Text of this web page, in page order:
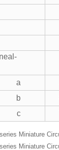
a
b
c